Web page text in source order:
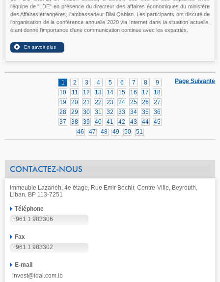
l'équipe de "LDE" en présence du directeur des affaires économiques du ministère
des Affaires étrangères, l'ambassadeur Bilal Qablan. Les participants ont discuté de
l'organisation de la conférence annuelle 2020 via Internet dans la situation actuelle,
étant donné l'importance d'une communication continue avec les expatriés.
Page Suivante
1 2 3 4 5 6 7 8
9
10
11 12 13 14 15 16 17
18
19
20 21 22 23 24 25 26
27
28
29 30 31 32 33 34 35
36
37
38 39 40 41 42 43 44
45
46
47 48 49 50 51
CONTACTEZ-NOUS
Immeuble Lazarieh, 4e étage, Rue Emir Béchir, Centre-Ville, Beyrouth,
Liban, BP 113-7251
Téléphone
+961 1 983306
Fax
+961 1 983302
E-mail
invest@idal.com.lb